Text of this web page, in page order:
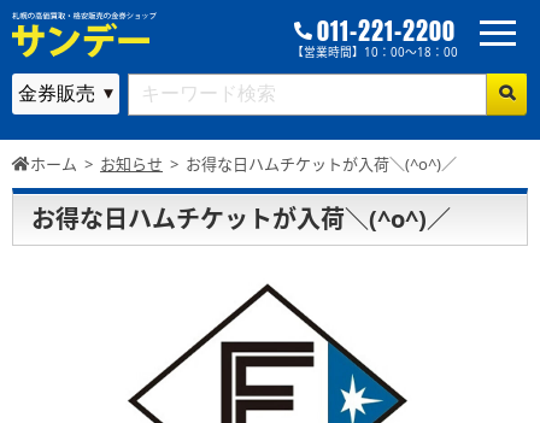
011-221-2200
【営業時間】10：00～18：00
ホーム > お知らせ > お得な日ハムチケットが入荷＼(^o^)／
お得な日ハムチケットが入荷＼(^o^)／